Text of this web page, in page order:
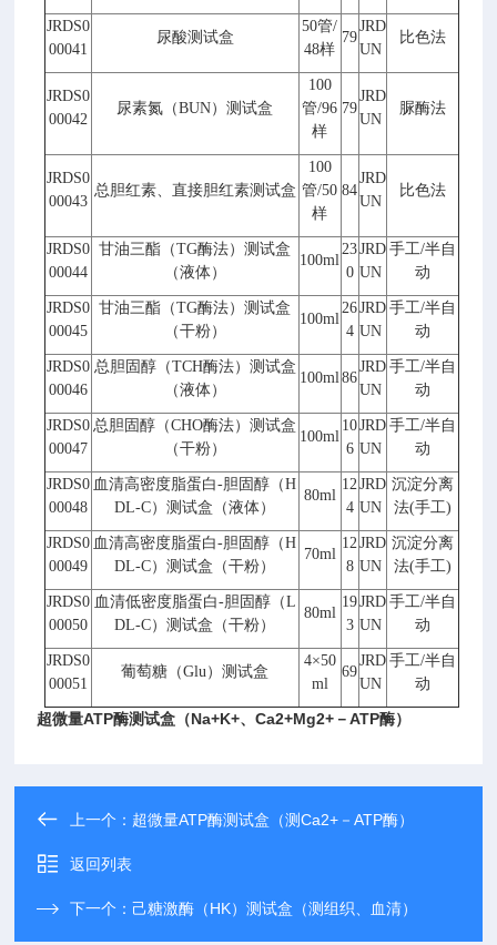
JRDS0
00041
尿酸测试盒
50管/
48样
79
JRD
UN
比色法
JRDS0
00042
尿素氮（BUN）测试盒
100
管/96
样
79
JRD
UN
脲酶法
JRDS0
00043
总胆红素、直接胆红素测试盒
100
管/50
样
84
JRD
UN
比色法
JRDS0
00044
甘油三酯（TG酶法）测试盒
（液体）
100ml
23
0
JRD
UN
手工/半自
动
JRDS0
00045
甘油三酯（TG酶法）测试盒
（干粉）
100ml
26
4
JRD
UN
手工/半自
动
JRDS0
00046
总胆固醇（TCH酶法）测试盒
（液体）
100ml86
JRD
UN
手工/半自
动
JRDS0
00047
总胆固醇（CHO酶法）测试盒
（干粉）
100ml
10
6
JRD
UN
手工/半自
动
JRDS0
00048
血清高密度脂蛋白-胆固醇（H
DL-C）测试盒（液体）
80ml
12
4
JRD
UN
沉淀分离
法(手工)
JRDS0
00049
血清高密度脂蛋白-胆固醇（H
DL-C）测试盒（干粉）
70ml
12
8
JRD
UN
沉淀分离
法(手工)
JRDS0
00050
血清低密度脂蛋白-胆固醇（L
DL-C）测试盒（干粉）
80ml
19
3
JRD
UN
手工/半自
动
JRDS0
00051
葡萄糖（Glu）测试盒
4×50
ml
69
JRD
UN
手工/半自
动
超微量ATP酶测试盒（Na+K+、Ca2+Mg2+－ATP酶）
上一个： 超微量ATP酶测试盒（测Ca2+－ATP酶）
返回列表
下一个：己糖激酶（HK）测试盒（测组织、血清）